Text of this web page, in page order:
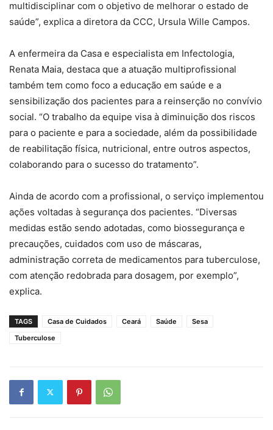
multidisciplinar com o objetivo de melhorar o estado de
saúde”, explica a diretora da CCC, Ursula Wille Campos.
A enfermeira da Casa e especialista em Infectologia,
Renata Maia, destaca que a atuação multiprofissional
também tem como foco a educação em saúde e a
sensibilização dos pacientes para a reinserção no convívio
social. “O trabalho da equipe visa à diminuição dos riscos
para o paciente e para a sociedade, além da possibilidade
de reabilitação física, nutricional, entre outros aspectos,
colaborando para o sucesso do tratamento”.
Ainda de acordo com a profissional, o serviço implementou
ações voltadas à segurança dos pacientes. “Diversas
medidas estão sendo adotadas, como biossegurança e
precauções, cuidados com uso de máscaras,
administração correta de medicamentos para tuberculose,
com atenção redobrada para dosagem, por exemplo”,
explica.
TAGS Casa de Cuidados Ceará Saúde
Sesa
Tuberculose